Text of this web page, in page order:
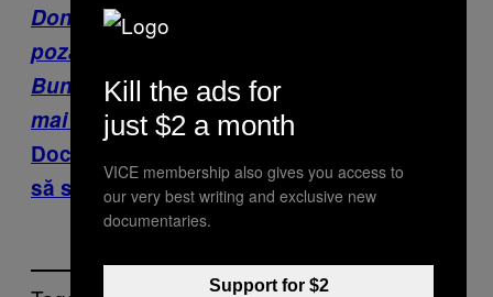
Donald Trump a folosit în campania sa o
poză cu soldați naziști
Bunicul meu nazist a fost unul dintre cei
mai mari ucigași în masă din istorie
Doctorul SS care s-a convertit la islam ca
să scape de vânătorii de naziști
Kill the ads for
just $2 a month
VICE membership also gives you access to
our very best writing and exclusive new
documentaries.
Support for $2